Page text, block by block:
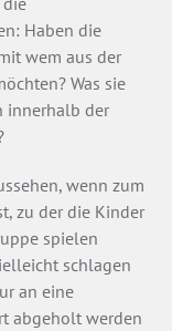
Haben die
wem aus der
Was sie
innerhalb der
wenn zum
zu der die Kinder
spielen
schlagen
an eine
abgeholt werden